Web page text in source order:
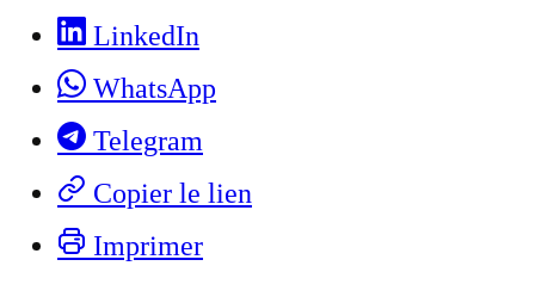
LinkedIn
WhatsApp
Telegram
Copier le lien
Imprimer